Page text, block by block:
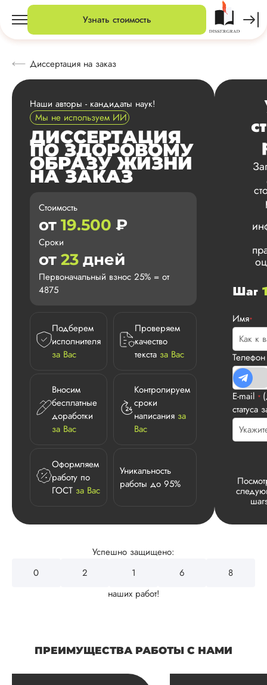
Узнать стоимость
Диссертация на заказ
Наши авторы - кандидаты наук!
Мы не используем ИИ
ДИССЕРТАЦИЯ
ПО ЗДОРОВОМУ
ОБРАЗУ ЖИЗНИ
НА ЗАКАЗ
Стоимость
от 19.500 ₽
Сроки
от 23 дней
Первоначальный взнос 25% = от
4875
Подберем
исполнителя
за Вас
Проверяем
качество
текста за Вас
Вносим
бесплатные
доработки
за Вас
Контролируем
сроки
написания за
Вас
Оформляем
работу по
ГОСТ за Вас
Уникальность
работы до 95%
Шаг
Имя*
E-mail *
статуса
Успешно защищено:
2
3
4
2
0
наших работ!
ПРЕИМУЩЕСТВА РАБОТЫ С НАМИ